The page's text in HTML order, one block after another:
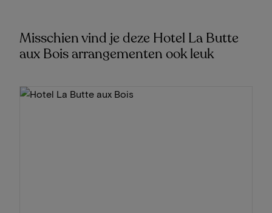
Misschien vind je deze Hotel La Butte
aux Bois arrangementen ook leuk